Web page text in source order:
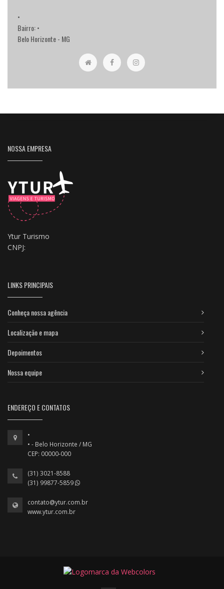
•
Bairro: •
Belo Horizonte - MG
NOSSA EMPRESA
Ytur Turismo
CNPJ:
LINKS PRINCIPAIS
Conheça nossa agência
Localização e mapa
Depoimentos
Nossa equipe
ENDEREÇO E CONTATOS
•
• - Belo Horizonte / MG
CEP: 00000-000
(31) 3021-8588
(31) 99877-5859
contato@ytur.com.br
www.ytur.com.br